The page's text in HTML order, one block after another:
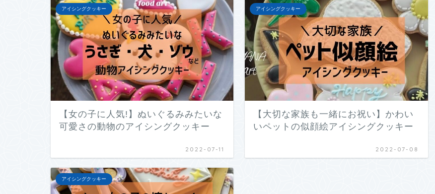
アイシングクッキー
【女の子に人気!】ぬいぐるみみたいな
可愛さの動物のアイシングクッキー
2022-07-11
アイシングクッキー
【大切な家族も一緒にお祝い】かわい
いペットの似顔絵アイシングクッキー
2022-07-08
アイシングクッキー